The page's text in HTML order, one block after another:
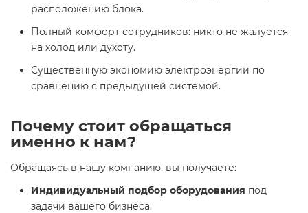
расположению блока.
Полный комфорт сотрудников: никто не жалуется
на холод или духоту.
Существенную экономию электроэнергии по
сравнению с предыдущей системой.
Почему стоит обращаться
именно к нам?
Обращаясь в нашу компанию, вы получаете:
Индивидуальный подбор оборудования под
задачи вашего бизнеса.